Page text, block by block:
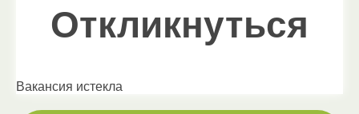
Откликнуться
Вакансия истекла